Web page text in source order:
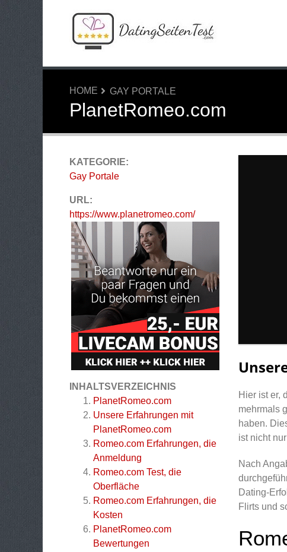
HOME GAY PORTALE
PlanetRomeo.com
KATEGORIE:
Gay Portale
URL:
https://www.planetromeo.com/
INHALTSVERZEICHNIS
PlanetRomeo.com
Unsere Erfahrungen mit
PlanetRomeo.com
Romeo.com Erfahrungen, die
Anmeldung
Romeo.com Test, die
Oberfläche
Romeo.com Erfahrungen, die
Kosten
PlanetRomeo.com
Bewertungen
Hier ist er,
mehrmals
haben.
ist nicht
Nach
Dating-
Flirts und